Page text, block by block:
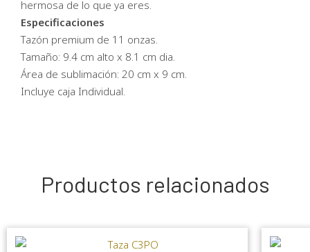
hermosa de lo que ya eres.
Especificaciones
Tazón premium de 11 onzas.
Tamaño: 9.4 cm alto x 8.1 cm dia.
Área de sublimación: 20 cm x 9 cm.
Incluye caja Individual.
Productos relacionados